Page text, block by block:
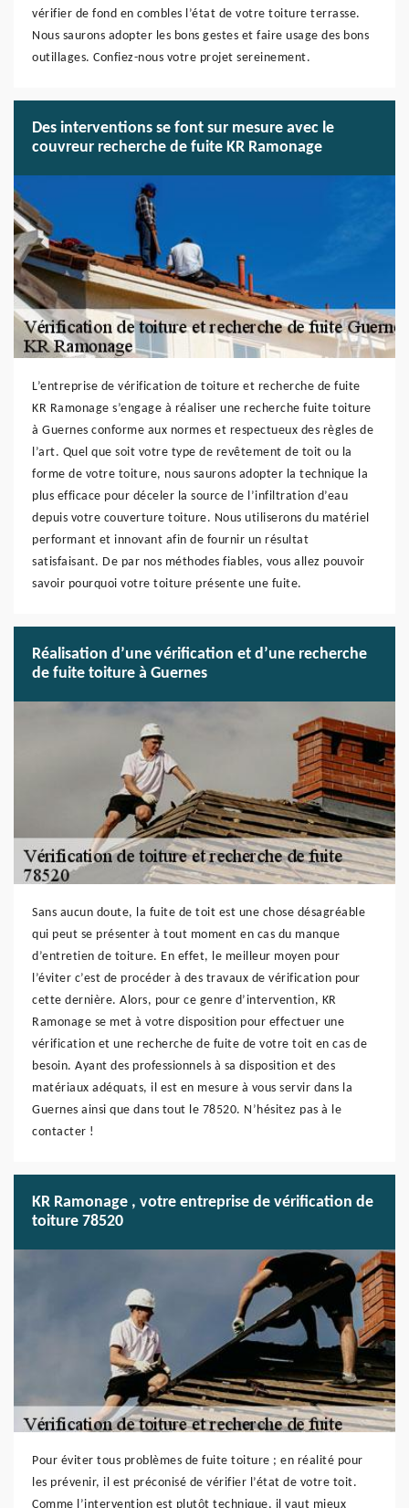
vérifier de fond en combles l’état de votre toiture terrasse.
Nous saurons adopter les bons gestes et faire usage des bons
outillages. Confiez-nous votre projet sereinement.
Des interventions se font sur mesure avec le
couvreur recherche de fuite KR Ramonage
L’entreprise de vérification de toiture et recherche de fuite
KR Ramonage s’engage à réaliser une recherche fuite toiture
à Guernes conforme aux normes et respectueux des règles de
l’art. Quel que soit votre type de revêtement de toit ou la
forme de votre toiture, nous saurons adopter la technique la
plus efficace pour déceler la source de l’infiltration d’eau
depuis votre couverture toiture. Nous utiliserons du matériel
performant et innovant afin de fournir un résultat
satisfaisant. De par nos méthodes fiables, vous allez pouvoir
savoir pourquoi votre toiture présente une fuite.
Réalisation d’une vérification et d’une recherche
de fuite toiture à Guernes
Sans aucun doute, la fuite de toit est une chose désagréable
qui peut se présenter à tout moment en cas du manque
d’entretien de toiture. En effet, le meilleur moyen pour
l’éviter c’est de procéder à des travaux de vérification pour
cette dernière. Alors, pour ce genre d’intervention, KR
Ramonage se met à votre disposition pour effectuer une
vérification et une recherche de fuite de votre toit en cas de
besoin. Ayant des professionnels à sa disposition et des
matériaux adéquats, il est en mesure à vous servir dans la
Guernes ainsi que dans tout le 78520. N’hésitez pas à le
contacter !
KR Ramonage , votre entreprise de vérification de
toiture 78520
Pour éviter tous problèmes de fuite toiture ; en réalité pour
les prévenir, il est préconisé de vérifier l’état de votre toit.
Comme l’intervention est plutôt technique, il vaut mieux